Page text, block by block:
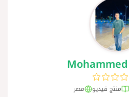
منتج فيديو مصر